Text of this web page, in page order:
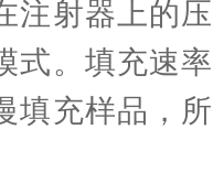
注射器上的
式。填充速
填充样品，